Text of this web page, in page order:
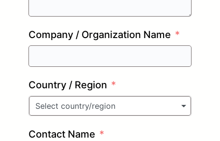
Company / Organization Name
Country / Region
Select country/region
Contact Name